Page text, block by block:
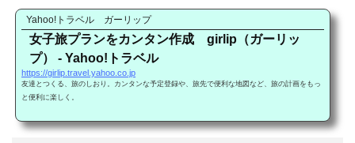
Yahoo!トラベル ガーリップ
女子旅プランをカンタン作成 girlip（ガーリッ
プ） - Yahoo!トラベル
https://girlip.travel.yahoo.co.jp
友達とつくる、旅のしおり。カンタンな予定登録や、旅先で便利な地図など、旅の計画をもっ
と便利に楽しく。